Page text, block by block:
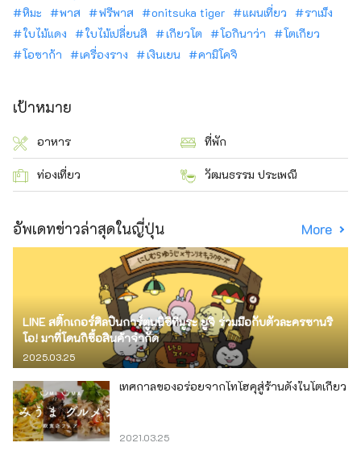
หิมะ
พาส ฟรีพาส onitsuka tiger แผนเที่ยว
ราเม็ง
ใบไม้แดง
ใบไม้เปลี่ยนสี เกียวโต โอกินาว่า
โตเกียว
โอซาก้า
เครื่องราง เงินเยน คามิโคจิ
เป้าหมาย
อาหาร ที่พัก
ท่องเที่ยว วัฒนธรรม ประเพณี
อัพเดทข่าวล่าสุดในญี่ปุ่น More
LINE สติ๊กเกอร์ศิลปินการ์ตูนนิชิทีมูระ ยูจิ ร่วมมือกับตัวละครซานริ
โอ! มาที่โดนกิซื้อสินค้าจำกัด
2025.03.25
เทศกาลของอร่อยจากโทโฮคุสู่ร้านดังในโตเกียว
2021.03.25